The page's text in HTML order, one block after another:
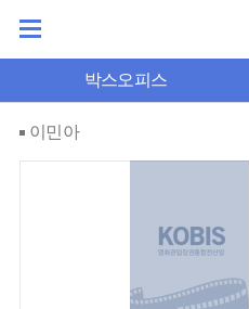
박스오피스
이민아